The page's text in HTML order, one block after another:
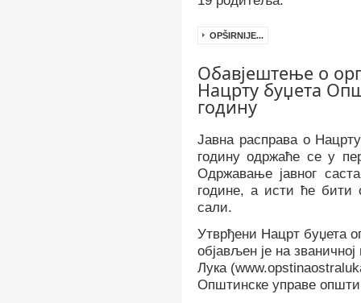
OPŠIRNIJE...
Обавјештење о
Нацрту буџета
годину
Јавна расправа о
годину одржаће се у
Одржавање јавног
године, а исти ће бити
сали.
Утврђени Нацрт буџета
објављен је на
Лука
Општинске управе